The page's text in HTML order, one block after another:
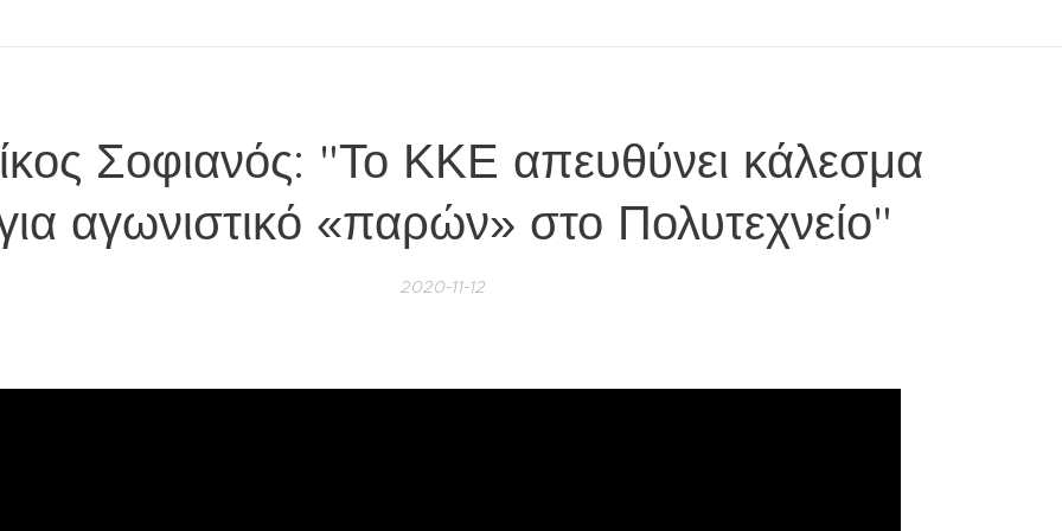
Σοφιανός: "Το ΚΚΕ απευθύνει κάλεσμα
αγωνιστικό «παρών» στο Πολυτεχνείο"
2020-11-12